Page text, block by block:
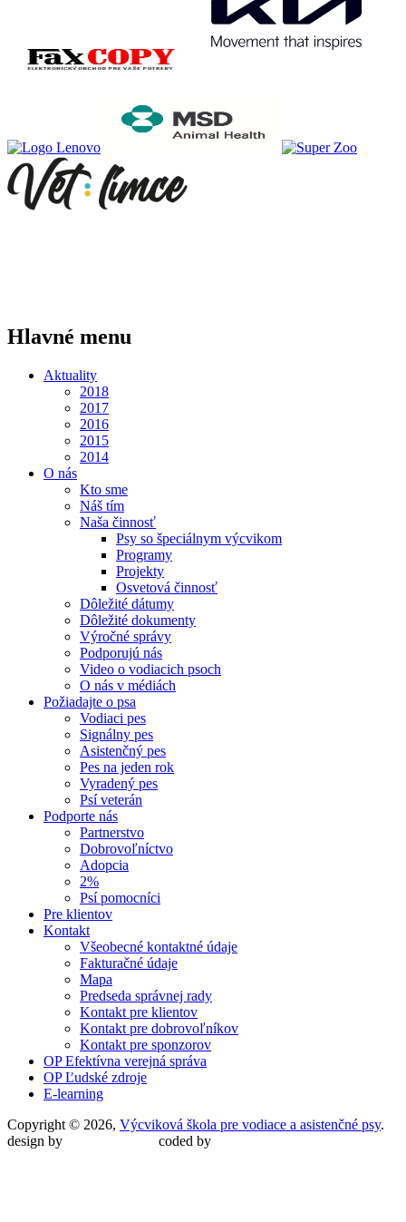
Hlavné menu
Aktuality
2018
2017
2016
2015
2014
O nás
Kto sme
Náš tím
Naša činnosť
Psy so špeciálnym výcvikom
Programy
Projekty
Osvetová činnosť
Dôležité dátumy
Dôležité dokumenty
Výročné správy
Podporujú nás
Video o vodiacich psoch
O nás v médiách
Požiadajte o psa
Vodiaci pes
Signálny pes
Asistenčný pes
Pes na jeden rok
Vyradený pes
Psí veterán
Podporte nás
Partnerstvo
Dobrovoľníctvo
Adopcia
2%
Psí pomocníci
Pre klientov
Kontakt
Všeobecné kontaktné údaje
Fakturačné údaje
Mapa
Predseda správnej rady
Kontakt pre klientov
Kontakt pre dobrovoľníkov
Kontakt pre sponzorov
OP Efektívna verejná správa
OP Ľudské zdroje
E-learning
Copyright © 2026, Výcviková škola pre vodiace a asistenčné psy.
design by
coded by